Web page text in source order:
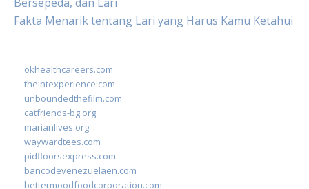
Fakta Menarik tentang Lari yang Harus Kamu Ketahui
okhealthcareers.com
theintexperience.com
unboundedthefilm.com
catfriends-bg.org
marianlives.org
waywardtees.com
pidfloorsexpress.com
bancodevenezuelaen.com
bettermoodfoodcorporation.com